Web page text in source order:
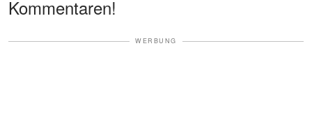
Kommentaren!
WERBUNG